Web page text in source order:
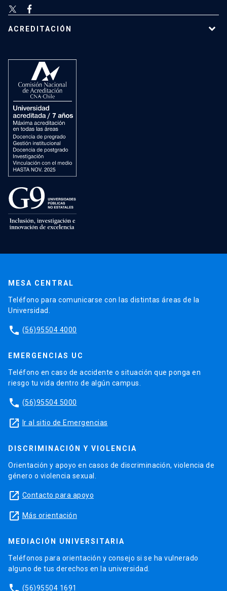
ACREDITACIÓN
MESA CENTRAL
Teléfono para comunicarse con las distintas áreas de la
Universidad.
phone (56)95504 4000
EMERGENCIAS UC
Teléfono en caso de accidente o situación que ponga en
riesgo tu vida dentro de algún campus.
phone (56)95504 5000
launch Ir al sitio de Emergencias
DISCRIMINACIÓN Y VIOLENCIA
Orientación y apoyo en casos de discriminación, violencia de
género o violencia sexual.
launch Contacto para apoyo
launch Más orientación
MEDIACIÓN UNIVERSITARIA
Teléfonos para orientación y consejo si se ha vulnerado
alguno de tus derechos en la universidad.
(56)95504 1691